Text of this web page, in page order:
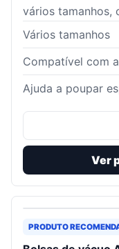
vários tamanhos,
Vários tamanhos
Compatível com
Ajuda a poupar
Ver
PRODUTO